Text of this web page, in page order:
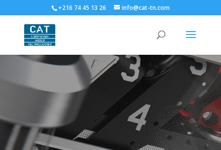
+216 74 45 13 26 info@cat-tn.com